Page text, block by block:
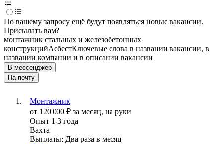
По вашему запросу ещё будут появляться новые вакансии.
Присылать вам?
монтажник стальных и железобетонных
конструкцийАсбестКлючевые слова в названии вакансии, в
названии компании и в описании вакансии
В мессенджер
На почту
Монтажник
от 120 000 ₽ за месяц, на руки
Опыт 1-3 года
Вахта
Выплаты: Два раза в месяц